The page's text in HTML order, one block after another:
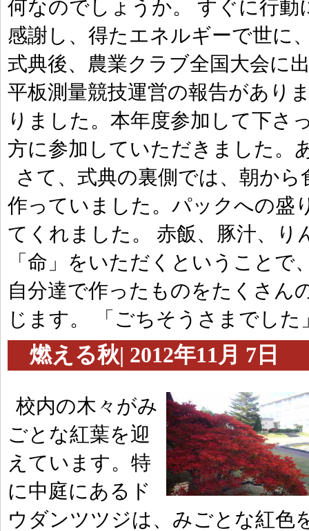
何なのでしょうか。 すぐに行
感謝し、得たエネルギーで世に
式典後、農業クラブ全国大会に
平板測量競技運営の報告があり
りました。本年度参加して下さ
方に参加していただきました。
さて、式典の裏側では、朝か
作っていました。パックへの盛
てくれました。 赤飯、豚汁、
「命」をいただくということ
自分達で作ったものをたくさん
じます。 「ごちそうさまでした
燃える秋| 2012年11月 7日
校内の木々がみ
ごとな紅葉を迎
えています。特
に中庭にあるド
ウダンツツジは、みごとな紅色